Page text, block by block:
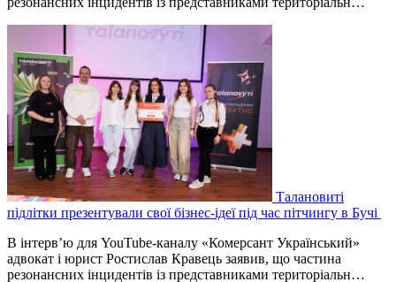
Талановиті
підлітки презентували свої бізнес-ідеї під час пітчингу в Бучі
В інтерв’ю для YouTube-каналу «Комерсант Український»
адвокат і юрист Ростислав Кравець заявив, що частина
резонансних інцидентів із представниками територіальн…